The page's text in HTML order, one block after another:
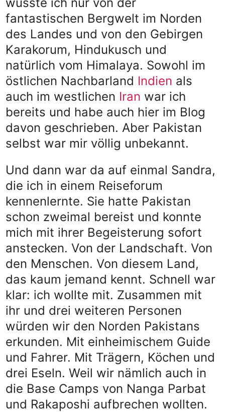
wusste ich nur von der
fantastischen Bergwelt im Norden
des Landes und von den Gebirgen
Karakorum, Hindukusch und
natürlich vom Himalaya. Sowohl im
östlichen Nachbarland Indien als
auch im westlichen Iran war ich
bereits und habe auch hier im Blog
davon geschrieben. Aber Pakistan
selbst war mir völlig unbekannt.
Und dann war da auf einmal Sandra,
die ich in einem Reiseforum
kennenlernte. Sie hatte Pakistan
schon zweimal bereist und konnte
mich mit ihrer Begeisterung sofort
anstecken. Von der Landschaft. Von
den Menschen. Von diesem Land,
das kaum jemand kennt. Schnell war
klar: ich wollte mit. Zusammen mit
ihr und drei weiteren Personen
würden wir den Norden Pakistans
erkunden. Mit einheimischem Guide
und Fahrer. Mit Trägern, Köchen und
drei Eseln. Weil wir nämlich auch in
die Base Camps von Nanga Parbat
und Rakaposhi aufbrechen wollten.